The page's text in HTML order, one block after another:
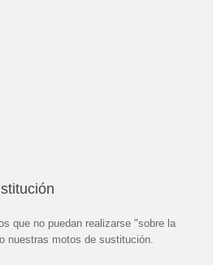
que no puedan realizarse "sobre la
nuestras motos de sustitución.